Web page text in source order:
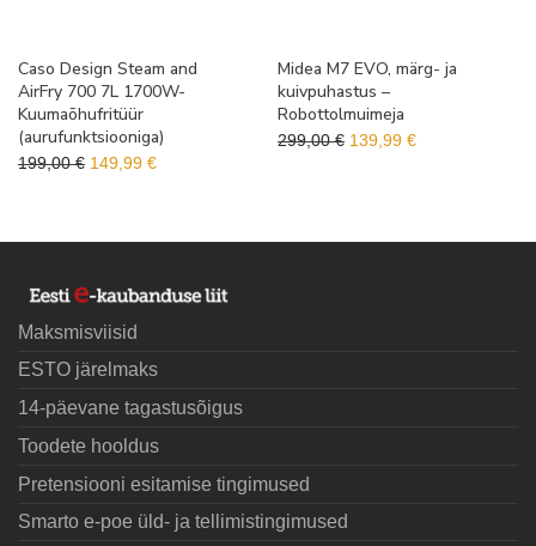
Caso Design Steam and
AirFry 700 7L 1700W-
Kuumaõhufritüür
(aurufunktsiooniga)
199,00€ Algne hind oli: 199,00 €.
149,99 €Praegune hind on: 149,99 €.
Midea M7 EVO, märg- ja
kuivpuhastus –
Robottolmuimeja
299,00€ Algne hind oli: 299,00 €.
139,99 €Praegune hind
Maksmisviisid
ESTO järelmaks
14-päevane tagastusõigus
Toodete hooldus
Pretensiooni esitamise tingimused
Smarto e-poe üld- ja tellimistingimused